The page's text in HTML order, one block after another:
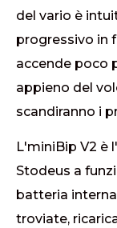
del vario è
progressivo in
accende poco
appieno del
scandiranno i
L'miniBip V2 è
Stodeus a
batteria
troviate,